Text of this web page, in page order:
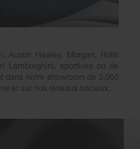
Austin Healey, Morgan, Rolls
Lamborghini, sportives ou de
dans notre showroom de 3.000
et sur nos réseaux sociaux.